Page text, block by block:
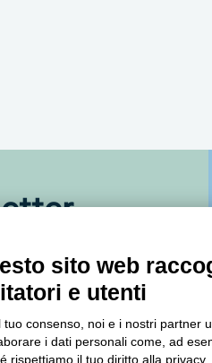
Newsletter Legacoop
aggiornati sul
sito web
e utenti
tuo consenso, noi e i nostri partner
i dati personali come, ad
rispettiamo il tuo diritto alla